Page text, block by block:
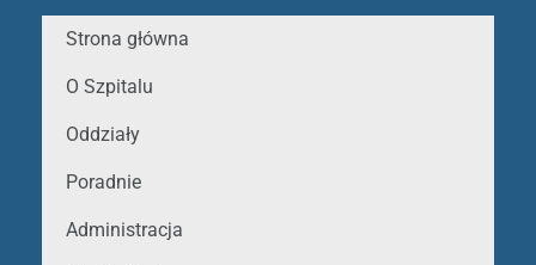
Strona główna
O Szpitalu
Oddziały
Poradnie
Administracja